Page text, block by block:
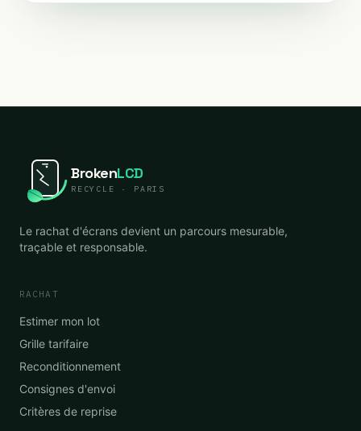
BrokenLCD
RECYCLE · PARIS
Le rachat d'écrans devient un parcours mesurable,
traçable et responsable.
RACHAT
Estimer mon lot
Grille tarifaire
Reconditionnement
Consignes d'envoi
Critères de reprise